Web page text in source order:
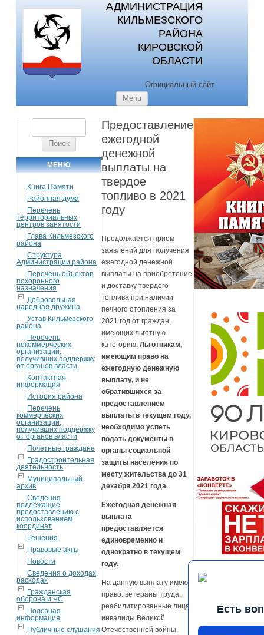
АДМИНИСТРАЦИЯ
КИЛЬМЕЗСКОГО
РАЙОНА
КИРОВСКОЙ
ОБЛАСТИ
Официальный сайт
Menu
МЕНЮ
Книга Памяти
Районная дума
Перечень
территориальных
центров занятости
Глава Кильмезского
района
Структура
Администрации района
Перечень объектов
похоронного
назначения
Добровольная
народная дружина
Устав Кильмезского
района
Перечень
некоммерческих
организаций,
получивших поддержку
от органов власти
Контактная
информация
История района
Перечень
коммерческих
организаций,
получивших поддержку
от органов власти
Почетные граждане
Градостроительная
деятельность
Муниципальный
архив
Сведения
подлежащие
предоставлению с
использованием
координат
Решения
Правовые акты
Новости
Сведения о доходах,
расходах
Гражданская
оборона и ЧС
Полезная
информация
Публичные слушания
Предоставление
ежегодной
денежной
выплаты на
твердое
топливо в 2021
году
Продолжается прием
заявлений для получения
ежегодной денежной
выплаты на приобретение
и доставку твердого
топлива при наличии
печного отопления за
2021 год от граждан,
имеющих льготную
категорию.Льготникам,
имеющим право на
ежегодную денежную
выплату, и не
обратившихся за
предоставлением
выплаты в текущем году,
необходимо успеть
подать документы в
органы социальной
защиты населения по
месту жительства до 31
декабря 2021 года.
Ежегодная денежная
выплата
предоставляется
единовременно и
однократно в текущем
году.
На данную выплату имеют
право: ветераны труда,
реабилитированные лица,
инвалиды Великой
Отечественной войны,
Есть